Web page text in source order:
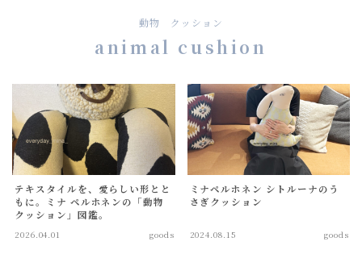
bag
egg bag
ショルダーバッグ
toast bag
動物 クッション
animal cushion
テキスタイルを、愛らしい形とと
もに。ミナ ペルホネンの「動物
クッション」図鑑。
2026.04.01 goods
ミナペルホネン シトルーナのう
さぎクッション
2024.08.15 goods